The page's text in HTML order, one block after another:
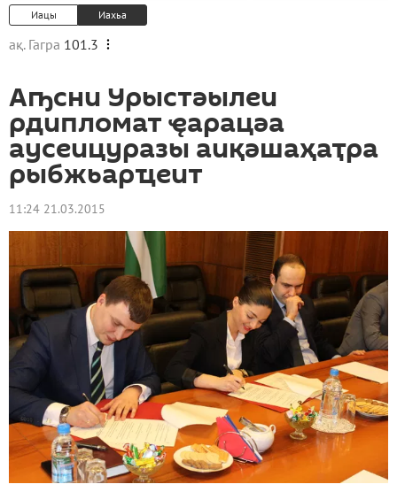
Иацы Иахьа
ақ. Гагра 101.3
Аҧсни Урыстәылеи
рдипломат ҿарацәа
аусеицуразы аиқәшаҳаҭра
рыбжьарҵеит
11:24 21.03.2015